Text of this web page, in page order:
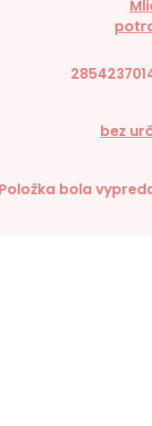
bez
Položka bola